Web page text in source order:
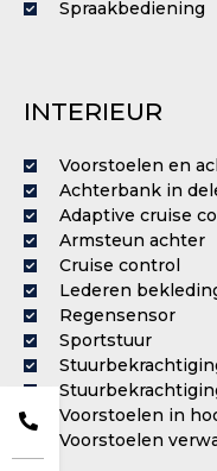
Spraakbediening
INTERIEUR
Voorstoelen en
Achterbank in
Adaptive cruise
Armsteun achter
Cruise control
Lederen
Regensensor
Sportstuur
Voorstoelen in
Voorstoelen